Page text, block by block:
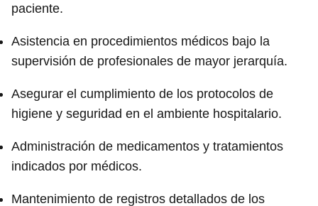
paciente.
Asistencia en procedimientos médicos bajo la
supervisión de profesionales de mayor jerarquía.
Asegurar el cumplimiento de los protocolos de
higiene y seguridad en el ambiente hospitalario.
Administración de medicamentos y tratamientos
indicados por médicos.
Mantenimiento de registros detallados de los